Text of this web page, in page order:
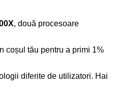
, două procesoare
coșul tău pentru a primi 1%
diferite de utilizatori. Hai